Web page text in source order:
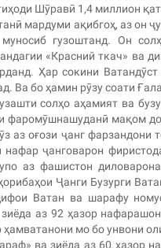
Шӯравӣ 1,4 миллион
мардуми ақибгоҳ, аз он
гузоштанд. Он
«Красний ткач» ва
Ҳар сокини
Ва бо ҳамин рӯзу соати
солҳо аҳамият ва
фаромӯшнашуданӣ мақом
аз оғози ҷанг фарзандони
ҷанговарон
аз фашистон
Ҷанги Бузурги
Ватан ва шарафу
аз 92 ҳазор
мо бо унвони
ва зиёда аз 60 ҳазор